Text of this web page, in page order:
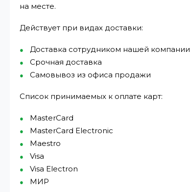
на месте.
Действует при видах доставки:
Доставка сотрудником нашей компании
Срочная доставка
Самовывоз из офиса продажи
Список принимаемых к оплате карт:
MasterCard
MasterCard Electronic
Maestro
Visa
Visa Electron
МИР⁠